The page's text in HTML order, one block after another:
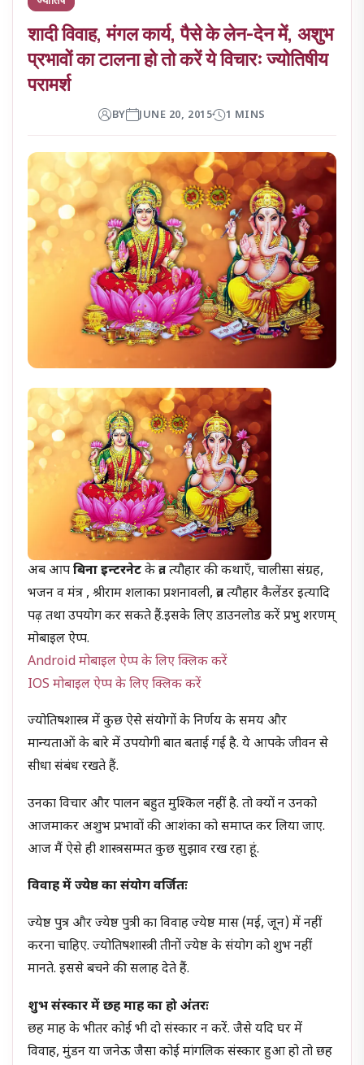
शादी विवाह, मंगल कार्य, पैसे के लेन-देन में, अशुभ
प्रभावों का टालना हो तो करें ये विचारः ज्योतिषीय
परामर्श
BY JUNE 20, 2015 1 MINS
अब आपबिना इन्टरनेटके व्रत त्यौहार की कथाएँ, चालीसा संग्रह,
भजन व मंत्र , श्रीराम शलाका प्रशनावली, व्रत त्यौहार कैलेंडर इत्यादि
पढ़ तथा उपयोग कर सकते हैं.इसके लिए डाउनलोड करें प्रभु शरणम्
मोबाइल ऐप्प.
Android मोबाइल ऐप्प के लिए क्लिक करें
IOS मोबाइल ऐप्प के लिए क्लिक करें
ज्योतिषशास्त्र में कुछ ऐसे संयोगों के निर्णय के समय और
मान्यताओं के बारे में उपयोगी बात बताई गई है. ये आपके जीवन से
सीधा संबंध रखते हैं.
उनका विचार और पालन बहुत मुश्किल नहीं है. तो क्यों न उनको
आजमाकर अशुभ प्रभावों की आशंका को समाप्त कर लिया जाए.
आज मैं ऐसे ही शास्त्रसम्मत कुछ सुझाव रख रहा हूं.
विवाह में ज्येष्ठ का संयोग वर्जितः
ज्येष्ठ पुत्र और ज्येष्ठ पुत्री का विवाह ज्येष्ठ मास (मई, जून) में नहीं
करना चाहिए. ज्योतिषशास्त्री तीनों ज्येष्ठ के संयोग को शुभ नहीं
मानते. इससे बचने की सलाह देते हैं.
शुभ संस्कार में छह माह का हो अंतरः
छह माह के भीतर कोई भी दो संस्कार न करें. जैसे यदि घर में
विवाह, मुंडन या जनेऊ जैसा कोई मांगलिक संस्कार हुआ हो तो छह